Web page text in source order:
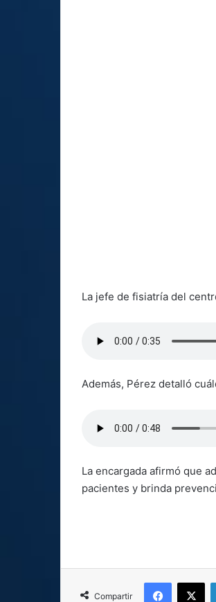
La jefe de fisiatría del
Además, Pérez detalló
La encargada afirmó que
pacientes y brinda
Compartir
Facebook
X